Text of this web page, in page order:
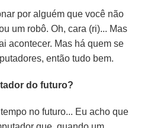
por alguém que você não
um robô. Oh, cara (ri)... Mas
acontecer. Mas há quem se
então tudo bem.
do futuro?
no futuro... Eu acho que